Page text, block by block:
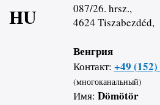
HU
087/26. hrsz.,
4624 Tiszabezdéd,
Венгрия
Контакт: +49
(многоканальный)
Имя: Dömötör